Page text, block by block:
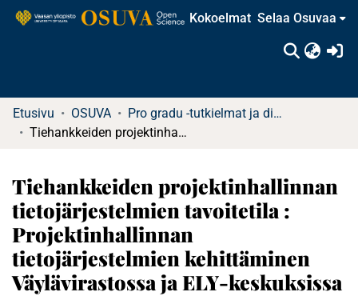
Kokoelmat Selaa Osuvaa
Etusivu OSUVA
Pro gradu -tutkielmat ja diplomityöt
Tiehankkeiden projektinhallinnan tietojärjestelmien tavoitetila : Projektinhallinnan tietojärjestelmien kehittäminen Väylävirastossa ja ELY-keskuksissa
Tiehankkeiden projektinhallinnan
tietojärjestelmien tavoitetila :
Projektinhallinnan
tietojärjestelmien kehittäminen
Väylävirastossa ja ELY-keskuksissa